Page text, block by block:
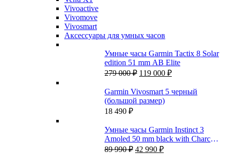
Vivoactive
Vivomove
Vivosmart
Аксессуары для умных часов
Умные часы Garmin Tactix 8 Solar
edition 51 mm AB Elite
279 000₽ Первоначальная
составляла
279
119 000 ₽Текущая
119
Garmin Vivosmart 5 черный
(большой размер)
18 490 ₽
Умные часы Garmin Instinct 3
Amoled 50 mm black with Charcoal
Band
89 990₽ Первоначальная
42 990 ₽Текущая